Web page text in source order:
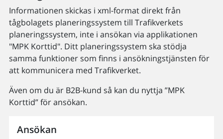
Informationen skickas i xml-format direkt från
tågbolagets planeringssystem till Trafikverkets
planeringssystem, inte i ansökan via applikationen
"MPK Korttid". Ditt planeringssystem ska stödja
samma funktioner som finns i ansökningstjänsten för
att kommunicera med Trafikverket.
Även om du är B2B-kund så kan du nyttja ”MPK
Korttid” för ansökan.
Ansökan